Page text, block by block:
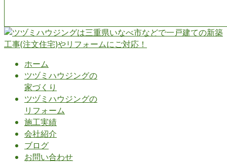
ホーム
ツヅミハウジングの
家づくり
ツヅミハウジングの
リフォーム
施工実績
会社紹介
ブログ
お問い合わせ